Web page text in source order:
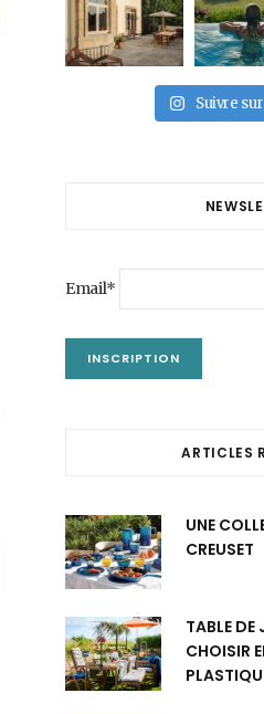
Suivre
Email*
ARTICLES
UNE
CREUSET
TABLE
CHOISIR